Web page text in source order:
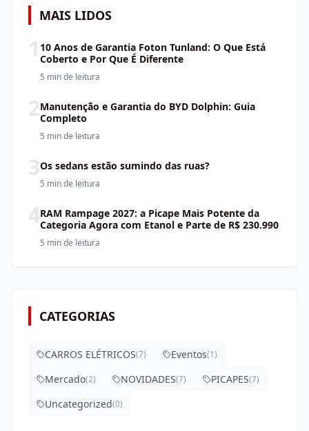
MAIS LIDOS
1 10 Anos de Garantia Foton Tunland: O Que Está
Coberto e Por Que É Diferente
5 minde leitura
2Manutenção e Garantia do BYD Dolphin: Guia
Completo
5 minde leitura
3Os sedans estão sumindo das ruas?
5 minde leitura
4RAM Rampage 2027: a Picape Mais Potente da
Categoria Agora com Etanol e Parte de R$ 230.990
5 minde leitura
CATEGORIAS
CARROS ELÉTRICOS(7) Eventos(1)
Mercado(2) NOVIDADES(7) PICAPES(7)
Uncategorized(0)